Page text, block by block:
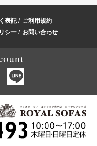
表記/ ご利用規約
シー / お問い合わせ